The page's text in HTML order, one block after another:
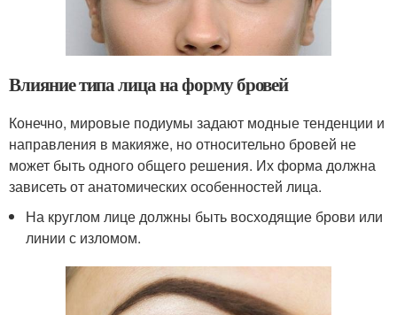
Влияние типа лица на форму бровей
Конечно, мировые подиумы задают модные тенденции и
направления в макияже, но относительно бровей не
может быть одного общего решения. Их форма должна
зависеть от анатомических особенностей лица.
На круглом лице должны быть восходящие брови или
линии с изломом.